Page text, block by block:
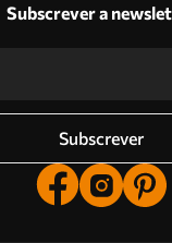
Subscrever a
Subscrever